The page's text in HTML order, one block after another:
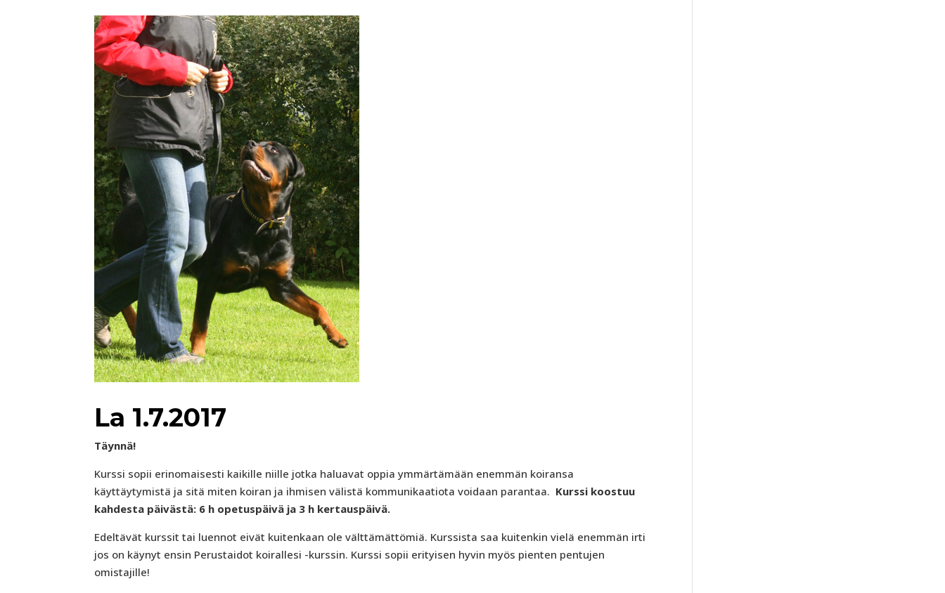
La 1.7.2017
Täynnä!
Kurssi sopii erinomaisesti kaikille niille jotka haluavat oppia ymmärtämään enemmän koiransa
käyttäytymistä ja sitä miten koiran ja ihmisen välistä kommunikaatiota voidaan parantaa. Kurssi koostuu
kahdesta päivästä: 6 h opetuspäivä ja 3 h kertauspäivä.
Edeltävät kurssit tai luennot eivät kuitenkaan ole välttämättömiä. Kurssista saa kuitenkin vielä enemmän irti
jos on käynyt ensin Perustaidot koirallesi -kurssin. Kurssi sopii erityisen hyvin myös pienten pentujen
omistajille!